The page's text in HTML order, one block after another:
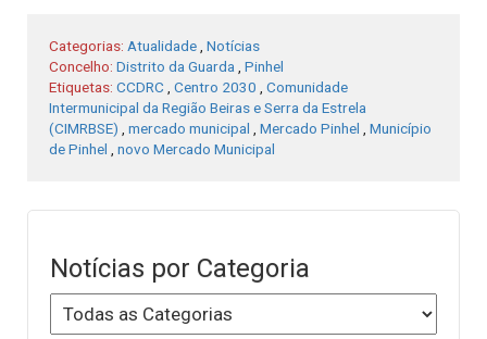
Categorias: Atualidade, Notícias
Concelho: Distrito da Guarda, Pinhel
Etiquetas: CCDRC , Centro 2030 , Comunidade
Intermunicipal da Região Beiras e Serra da Estrela
(CIMRBSE) , mercado municipal , Mercado Pinhel , Município
de Pinhel , novo Mercado Municipal
Notícias por Categoria